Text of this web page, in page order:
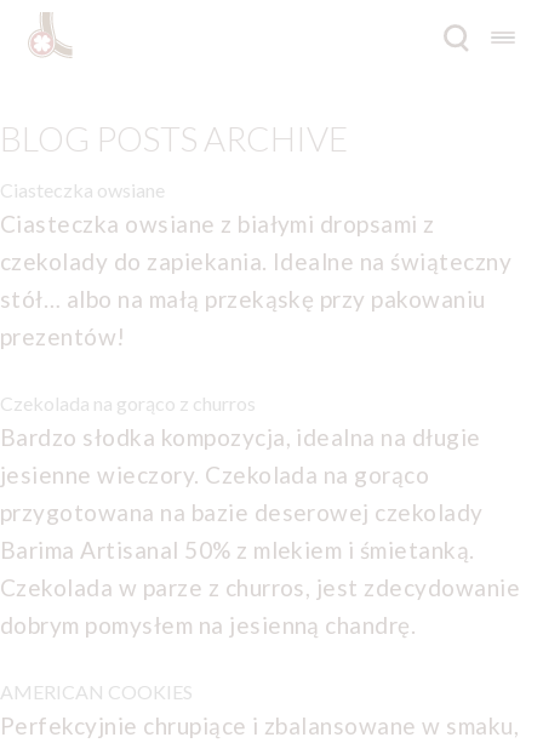
Przejdź
do
Przejdź
do
O firmie
menu
Katalogi
Blog
BLOG POSTS ARCHIVE
Ciasteczka owsiane
Ciasteczka owsiane z białymi dropsami z
czekolady do zapiekania. Idealne na świąteczny
stół… albo na małą przekąskę przy pakowaniu
prezentów!
Czekolada na gorąco z churros
Bardzo słodka kompozycja, idealna na długie
jesienne wieczory. Czekolada na gorąco
przygotowana na bazie deserowej czekolady
Barima Artisanal 50% z mlekiem i śmietanką.
Czekolada w parze z churros, jest zdecydowanie
dobrym pomysłem na jesienną chandrę.
AMERICAN COOKIES
Perfekcyjnie chrupiące i zbalansowane w smaku,